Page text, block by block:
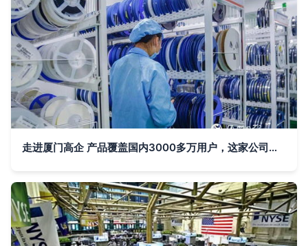
走进厦门高企 产品覆盖国内3000多万用户，这家公司是行业领头羊——深耕国内贸易代理的独角兽